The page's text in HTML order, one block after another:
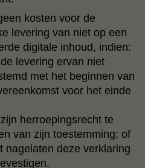
kosten voor de
levering van niet op een
digitale inhoud, indien:
levering ervan niet
met het beginnen van
voor het einde
herroepingsrecht te
van zijn toestemming; of
nagelaten deze verklaring